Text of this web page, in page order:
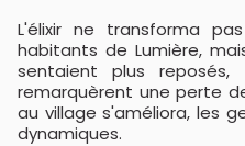
L'élixir ne transforma
habitants de Lumière,
sentaient plus
remarquèrent une perte
au village s'améliora, les
dynamiques.